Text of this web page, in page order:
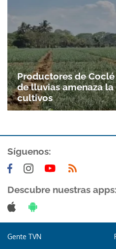
Productores de
de lluvias amenaza
cultivos
Síguenos:
Descubre nuestras apps:
Gente TVN